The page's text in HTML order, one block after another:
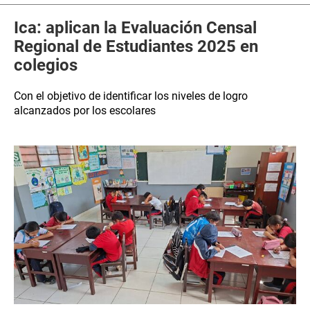
Ica: aplican la Evaluación Censal
Regional de Estudiantes 2025 en
colegios
Con el objetivo de identificar los niveles de logro
alcanzados por los escolares